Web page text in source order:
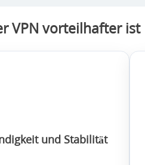
VPN vorteilhafter ist
und Stabilität